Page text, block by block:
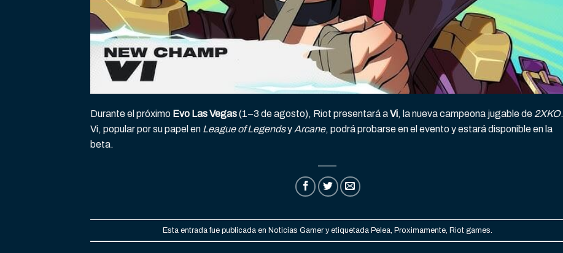
Durante el próximo Evo Las Vegas(1–3 de agosto), Riot presentará aVi, la nueva campeona jugable de 2XKO.
Vi, popular por su papel en League of Legendsy Arcane, podrá probarse en el evento y estará disponible en la
beta.
Esta entrada fue publicada en Noticias Gamery etiquetada Pelea Proximamente, Riot games